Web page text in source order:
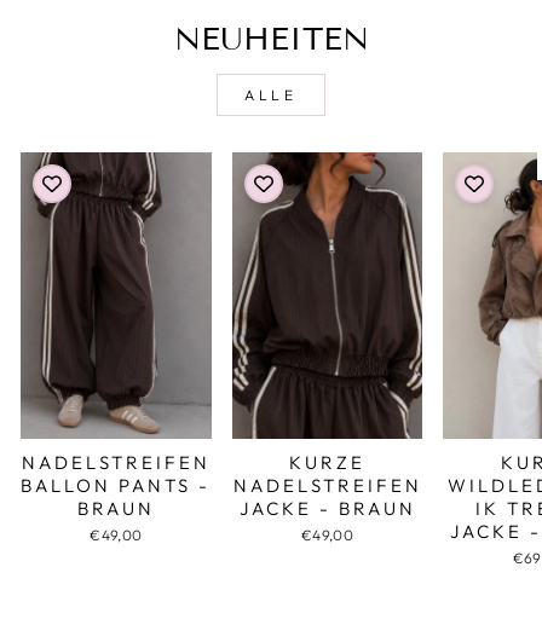
NEUHEITEN
ALLE
NADELSTREIFEN
BALLON PANTS -
BRAUN
€49,00
KURZE
NADELSTREIFEN
JACKE - BRAUN
€49,00
IK
JACKE